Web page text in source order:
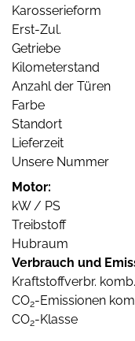
Karosserieform
Erst-Zul.
Getriebe
Kilometerstand
Anzahl der Türen
Farbe
Standort
Lieferzeit
Unsere Nummer
Motor:
kW / PS
Treibstoff
Hubraum
Verbrauch und
Kraftstoffverbr. komb.
CO2-Emissionen
CO2-Klasse